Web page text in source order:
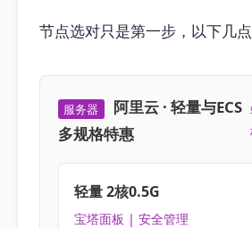
节点选对只是第一步，以下几
服务器
阿里云 · 轻量与ECS
多规格特惠
轻量 2核0.5G
宝塔面板 | 安全管理